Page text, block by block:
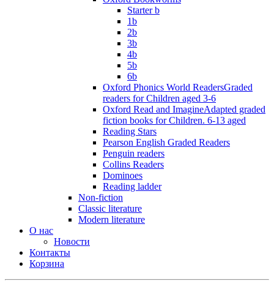
Starter b
1b
2b
3b
4b
5b
6b
Oxford Phonics World ReadersGraded
readers for Children aged 3-6
Oxford Read and ImagineAdapted graded
fiction books for Children. 6-13 aged
Reading Stars
Pearson English Graded Readers
Penguin readers
Collins Readers
Dominoes
Reading ladder
Non-fiction
Classic literature
Modern literature
О нас
Новости
Контакты
Корзина